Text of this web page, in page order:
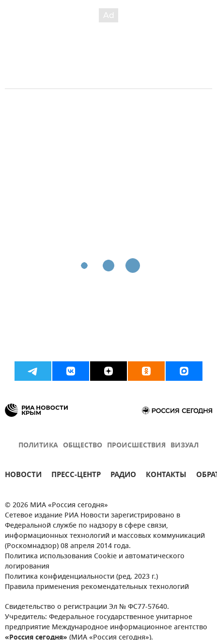
ПОЛИТИКА ОБЩЕСТВО ПРОИСШЕСТВИЯ ВИЗУАЛ
НОВОСТИ ПРЕСС-ЦЕНТР РАДИО КОНТАКТЫ
© 2026 МИА «Россия сегодня»
Сетевое издание РИА Новости зарегистрировано в
Федеральной службе по надзору в сфере связи,
информационных технологий и массовых коммуникаций
(Роскомнадзор) 08 апреля 2014 года.
Политика использования Cookie и автоматического
логирования
Политика конфиденциальности (ред. 2023 г.)
Правила применения рекомендательных технологий
Свидетельство о регистрации Эл № ФС77-57640.
Учредитель: Федеральное государственное унитарное
предприятие Международное информационное агентство